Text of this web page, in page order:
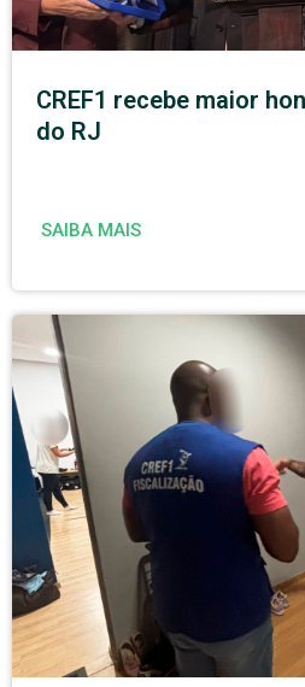
CREF1 recebe maior
do RJ
SAIBA MAIS